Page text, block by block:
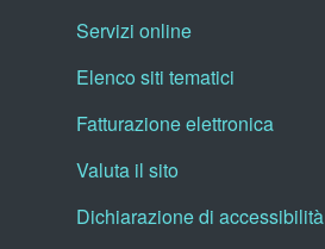
Servizi online
Elenco siti tematici
Fatturazione elettronica
Valuta il sito
Dichiarazione di accessibilità